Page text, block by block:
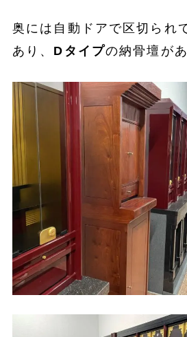
奥には自動ドアで区切られ
あり、 Dタイプの納骨壇が